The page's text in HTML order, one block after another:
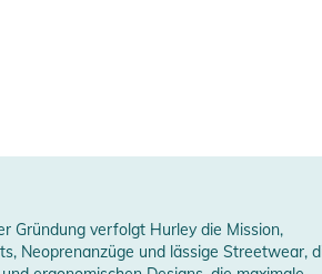
Gründung verfolgt Hurley die Mission,
Neoprenanzüge und lässige Streetwear,